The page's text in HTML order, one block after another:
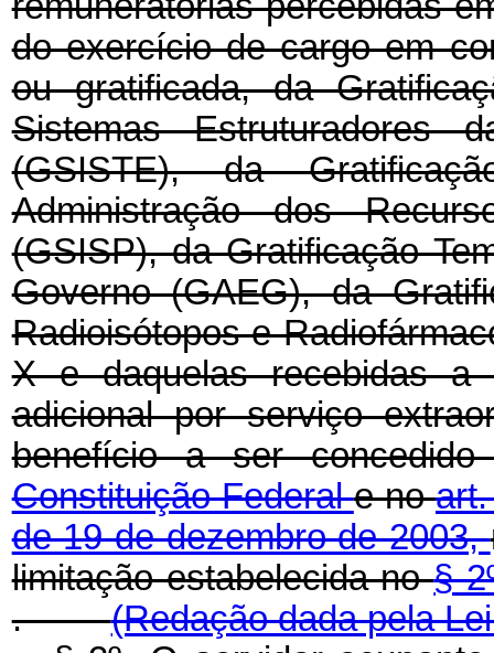
do exercício de cargo em
ou gratificada, da
Sistemas Estruturadores
(GSISTE), da
Administração dos
(GSISP), da Gratificação
Governo (GAEG), da
Radioisótopos e
X e daquelas recebidas a
adicional por serviço
benefício a ser
Constituição Federale no
de 19 de dezembro de 2003,
limitação estabelecida no§
.(Redação dada pela